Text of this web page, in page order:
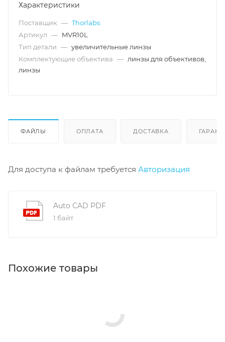
Характеристики
Поставщик — Thorlabs
Артикул — MVR10L
Тип детали — увеличительные линзы
Комплектующие объектива — линзы для объективов,
линзы
ФАЙЛЫ ОПЛАТА ДОСТАВКА
Для доступа к файлам требуется Авторизация
Auto CAD PDF
1 байт
Похожие товары